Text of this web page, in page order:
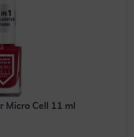
Micro Cell 11 ml